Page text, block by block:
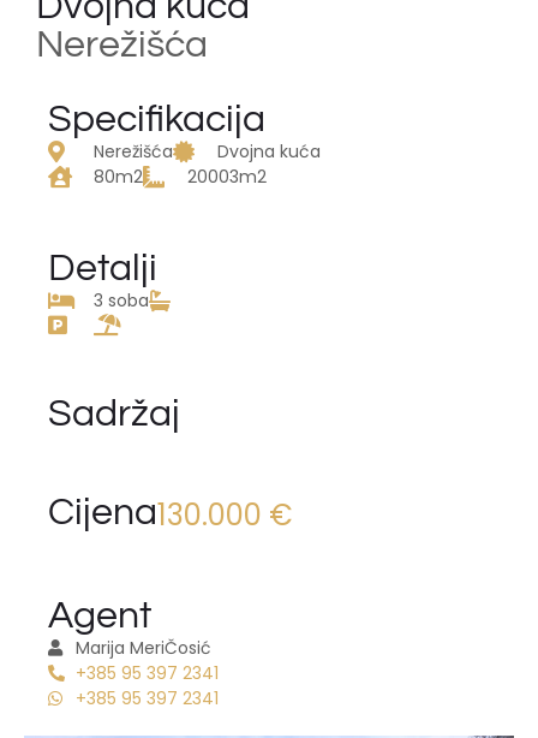
Nerežišća
Specifikacija
Nerežišća
Dvojna kuća
80m2
20003m2
Detalji
3 soba
Sadržaj
Cijena130.000 €
Agent
Marija MeriČosić
+385 95 397 2341
+385 95 397 2341